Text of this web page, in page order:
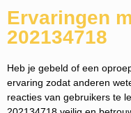
Ervaringen
202134718
Heb je gebeld of een
ervaring zodat anderen
reacties van gebruikers te